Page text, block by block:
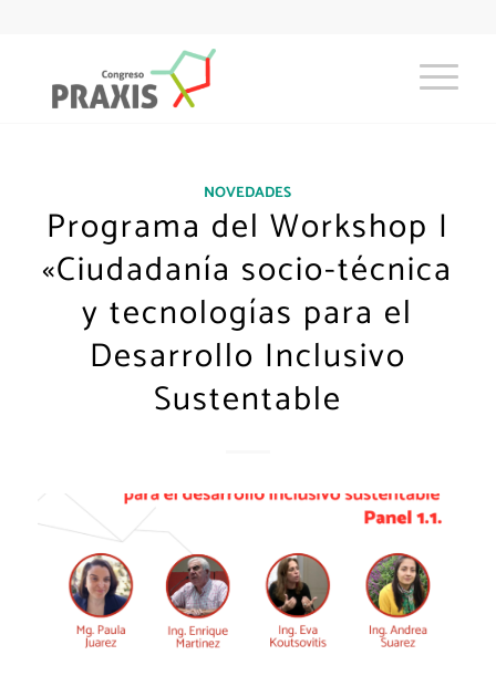
NOVEDADES
Programa del Workshop I
«Ciudadanía socio-técnica
y tecnologías para el
Desarrollo Inclusivo
Sustentable